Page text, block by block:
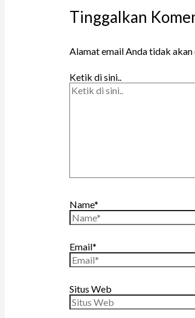
Tinggalkan
Alamat email Anda tidak
Ketik di sini..
Name*
Email*
Situs Web